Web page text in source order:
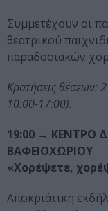
Συμμετέχουν οι
θεατρικού
παραδοσιακών
Κρατήσεις θέσεων:
10:00-17:00).
19:00 → ΚΕΝΤΡΟ
ΒΑΦΕΙΟΧΩΡΙΟΥ
«Χορέψετε,
Αποκριάτικη